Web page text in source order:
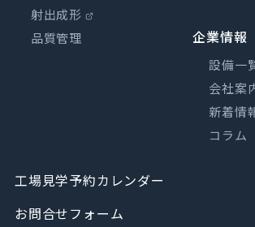
射出成形
品質管理
企業情報
設備一
会社案
新着情
コラム
工場見学予約カレンダー
お問合せフォーム